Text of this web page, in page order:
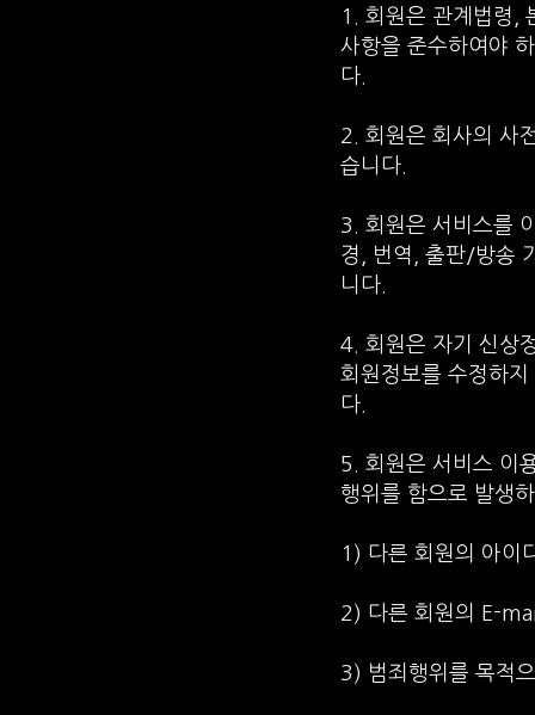
1. 회원은 관계법령,
사항을 준수하여야
다.
2. 회원은 회사의 사
습니다.
3. 회원은 서비스를
경, 번역, 출판/방송
니다.
4. 회원은 자기 신상
회원정보를 수정하
다.
5. 회원은 서비스 이
행위를 함으로 발생
1) 다른 회원의 아이
2) 다른 회원의 E-
3) 범죄행위를 목적